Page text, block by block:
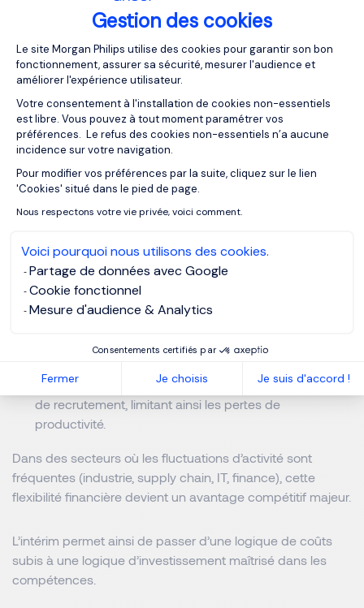
Gestion des cookies
Plateforme de Gestion du
Le site Morgan Philips utilise des cookies pour garantir son bon
fonctionnement, assurer sa sécurité, mesurer l'audience et
améliorer l'expérience utilisateur.
Votre consentement à l'installation de cookies non-essentiels
est libre. Vous pouvez à tout moment paramétrer vos
préférences. Le refus des cookies non-essentiels n’a aucune
incidence sur votre navigation.
Pour modifier vos préférences par la suite, cliquez sur le lien
'Cookies' situé dans le pied de page.
Nous respectons votre vie privée, voici comment.
Voici pourquoi nous utilisons des cookies.
Partage de données avec Google
Cookie fonctionnel
Mesure d'audience & Analytics
Consentements certifiés par
Fermer Je choisis Je suis d'accord !
Axeptio consent
Gestion des coûts maîtrisée
L’un des principaux atouts du recours à l’intérim réside
dans la maîtrise des coûts, à la fois directs et indirects.
Contrairement à unrecrutement permanent,l’intérim
permet d’ajuster précisément les ressources en fonction
des besoins réels de l’entreprise.
Concrètement, cela signifie :
les charges liées à un contrat long (intégration,
formation longue, gestion administrative interne).
Une meilleure prévisibilité budgétaire :
directement corrélés à la durée et à la nature de la
agence spécialisée réduit considérablement les délais
de recrutement, limitant ainsi les pertes de
productivité.
Dans des secteurs où les fluctuations d’activité sont
fréquentes (industrie, supply chain, IT, finance), cette
flexibilité financière devient un avantage compétitif majeur.
L’intérim permet ainsi de passer d’une logique de coûts
subis à une logique d’investissement maîtrisé dans les
compétences.